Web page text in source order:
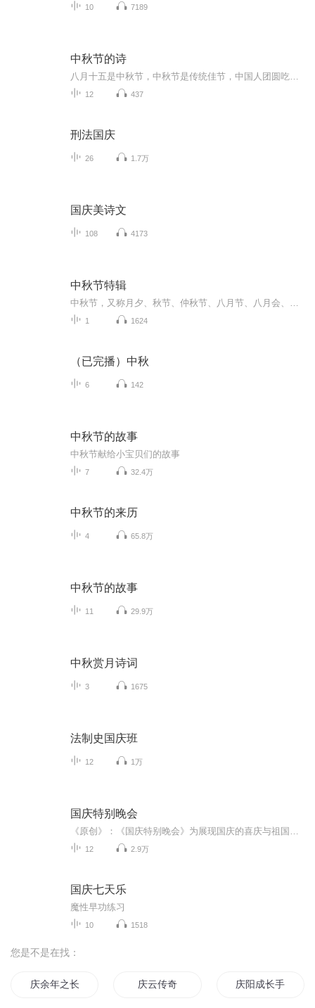
10 7189
中秋节的诗
12 437
刑法国庆
26 1.7万
国庆美诗文
108 4173
中秋节特辑
1 1624
（已完播）中秋
6 142
中秋节的故事
中秋节献给小宝贝们的故事
7 32.4万
中秋节的来历
4 65.8万
中秋节的故事
11 29.9万
中秋赏月诗词
3 1675
法制史国庆班
12 1万
国庆特别晚会
12 2.9万
国庆七天乐
魔性早功练习
10 1518
您是不是在找：
庆余年之长歌行 庆云传奇 庆阳成长手札